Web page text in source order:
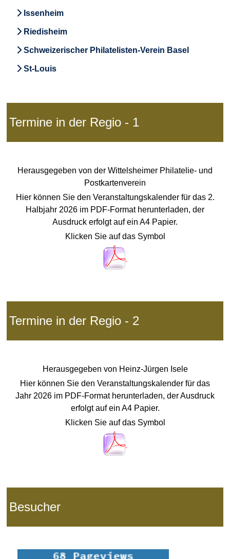
Issenheim
Riedisheim
Schweizerischer Philatelisten-Verein Basel
St-Louis
Termine in der Regio - 1
Herausgegeben von der Wittelsheimer Philatelie- und
Postkartenverein
Hier können Sie den Veranstaltungskalender für das 2.
Halbjahr 2026 im PDF-Format herunterladen, der
Ausdruck erfolgt auf ein A4 Papier.
Klicken Sie auf das Symbol
Termine in der Regio - 2
Herausgegeben von Heinz-Jürgen Isele
Hier können Sie den Veranstaltungskalender für das
Jahr 2026 im PDF-Format herunterladen, der Ausdruck
erfolgt auf ein A4 Papier.
Klicken Sie auf das Symbol
Besucher